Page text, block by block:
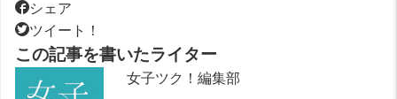
シェア
ツイート！
この記事を書いたライター
女子ツク！編集部